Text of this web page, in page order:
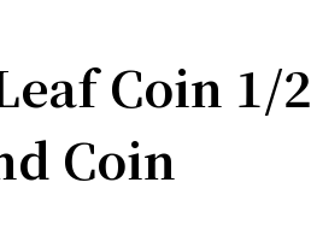
Coin 1/2
Coin